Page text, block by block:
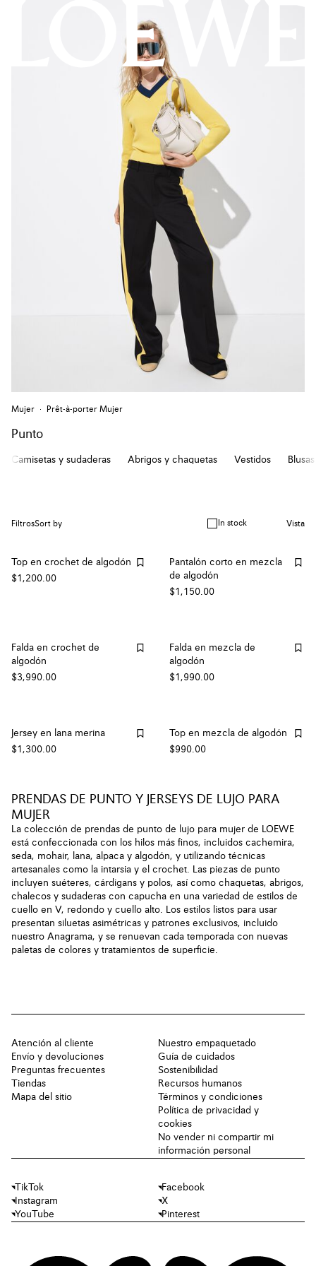
Mujer Prêt-à-porter Mujer
Punto
Camisetas y sudaderas Abrigos y chaquetas Vestidos
FiltrosSort by In stock Vista
Top en crochet de algodón
$1,200.00
Pantalón corto en mezcla
de algodón
$1,150.00
Falda en crochet de
algodón
$3,990.00
Falda en mezcla de
algodón
$1,990.00
Jersey en lana merina
$1,300.00
Top en mezcla de algodón
$990.00
PRENDAS DE PUNTO Y JERSEYS DE LUJO PARA
MUJER
La colección de prendas de punto de lujo para mujer de LOEWE
está confeccionada con los hilos más finos, incluidos cachemira,
seda, mohair, lana, alpaca y algodón, y utilizando técnicas
artesanales como la intarsia y el crochet. Las piezas de punto
incluyen suéteres, cárdigans y polos, así como chaquetas, abrigos,
chalecos y sudaderas con capucha en una variedad de estilos de
cuello en V, redondo y cuello alto. Los estilos listos para usar
presentan siluetas asimétricas y patrones exclusivos, incluido
nuestro Anagrama, y ​​se renuevan cada temporada con nuevas
paletas de colores y tratamientos de superficie.
Atención al cliente
Envío y devoluciones
Preguntas frecuentes
Tiendas
Mapa del sitio
Nuestro empaquetado
Guía de cuidados
Sostenibilidad
Recursos humanos
Términos y condiciones
Política de privacidad y
cookies
No vender ni compartir mi
información personal
TikTok
Facebook
Instagram
X
YouTube
Pinterest